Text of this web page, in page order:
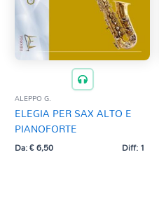
ALEPPO G.
ELEGIA PER SAX ALTO E
PIANOFORTE
Da:€6,50 Diff: 1